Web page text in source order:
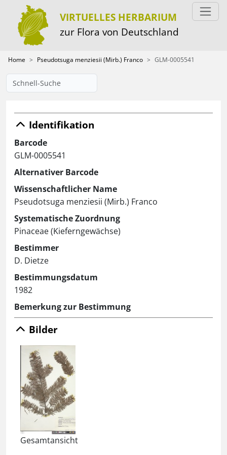
VIRTUELLES HERBARIUM
zur Flora von Deutschland
Home Pseudotsuga menziesii (Mirb.) Franco GLM-0005541
Identifikation
Barcode
GLM-0005541
Alternativer Barcode
Wissenschaftlicher Name
Pseudotsuga menziesii (Mirb.) Franco
Systematische Zuordnung
Pinaceae (Kieferngewächse)
Bestimmer
D. Dietze
Bestimmungsdatum
1982
Bemerkung zur Bestimmung
Bilder
Gesamtansicht